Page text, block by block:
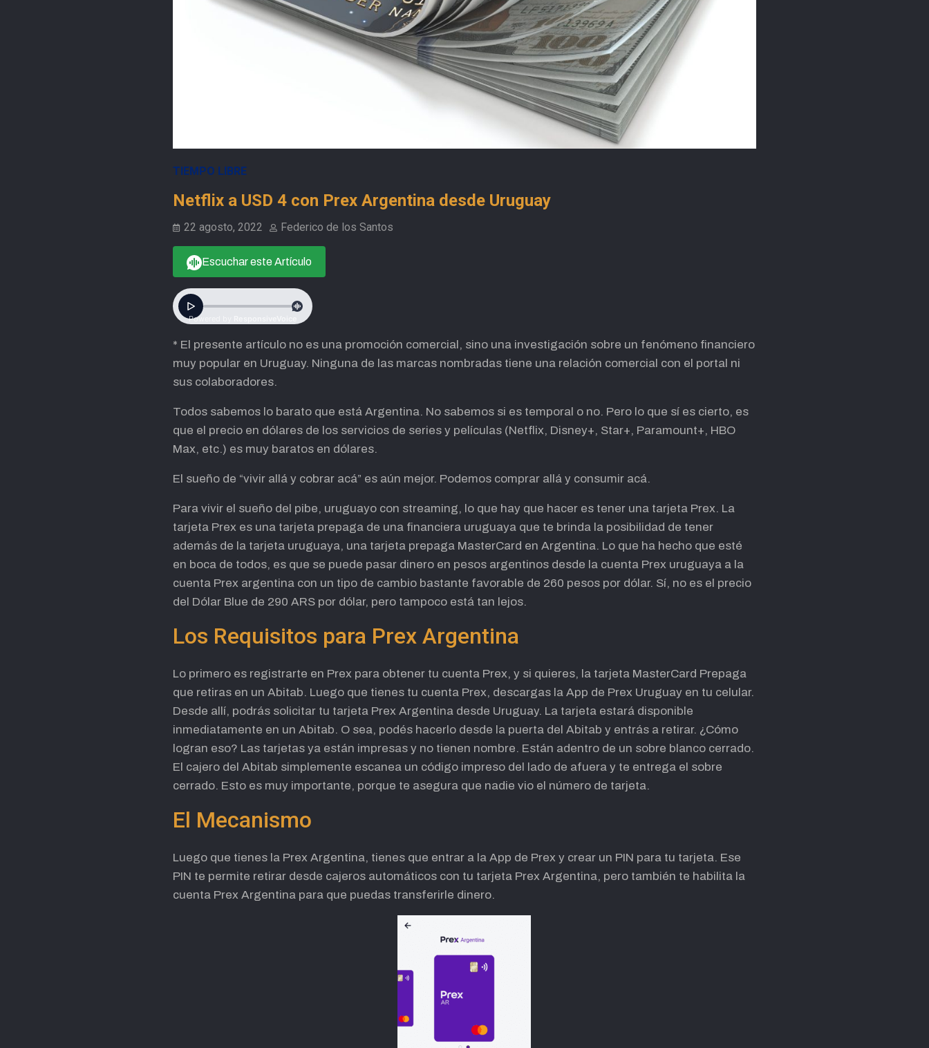
TIEMPO LIBRE
Netflix a USD 4 con Prex Argentina desde Uruguay
22 agosto, 2022 Federico de los Santos
Escuchar este Artículo
* El presente artículo no es una promoción comercial, sino una investigación sobre un fenómeno financiero
muy popular en Uruguay. Ninguna de las marcas nombradas tiene una relación comercial con el portal ni
sus colaboradores.
Todos sabemos lo barato que está Argentina. No sabemos si es temporal o no. Pero lo que sí es cierto, es
que el precio en dólares de los servicios de series y películas (Netflix, Disney+, Star+, Paramount+, HBO
Max, etc.) es muy baratos en dólares.
El sueño de “vivir allá y cobrar acá” es aún mejor. Podemos comprar allá y consumir acá.
Para vivir el sueño del pibe, uruguayo con streaming, lo que hay que hacer es tener una tarjeta Prex. La
tarjeta Prex es una tarjeta prepaga de una financiera uruguaya que te brinda la posibilidad de tener
además de la tarjeta uruguaya, una tarjeta prepaga MasterCard en Argentina. Lo que ha hecho que esté
en boca de todos, es que se puede pasar dinero en pesos argentinos desde la cuenta Prex uruguaya a la
cuenta Prex argentina con un tipo de cambio bastante favorable de 260 pesos por dólar. Sí, no es el precio
del Dólar Blue de 290 ARS por dólar, pero tampoco está tan lejos.
Los Requisitos para Prex Argentina
Lo primero es registrarte en Prex para obtener tu cuenta Prex, y si quieres, la tarjeta MasterCard Prepaga
que retiras en un Abitab. Luego que tienes tu cuenta Prex, descargas la App de Prex Uruguay en tu celular.
Desde allí, podrás solicitar tu tarjeta Prex Argentina desde Uruguay. La tarjeta estará disponible
inmediatamente en un Abitab. O sea, podés hacerlo desde la puerta del Abitab y entrás a retirar. ¿Cómo
logran eso? Las tarjetas ya están impresas y no tienen nombre. Están adentro de un sobre blanco cerrado.
El cajero del Abitab simplemente escanea un código impreso del lado de afuera y te entrega el sobre
cerrado. Esto es muy importante, porque te asegura que nadie vio el número de tarjeta.
El Mecanismo
Luego que tienes la Prex Argentina, tienes que entrar a la App de Prex y crear un PIN para tu tarjeta. Ese
PIN te permite retirar desde cajeros automáticos con tu tarjeta Prex Argentina, pero también te habilita la
cuenta Prex Argentina para que puedas transferirle dinero.